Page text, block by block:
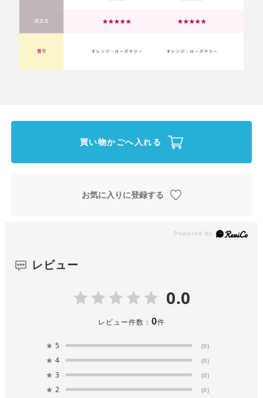
買い物かごへ入れる
お気に入りに登録する
レビュー
0.0
レビュー件数： 0件
★ 5 (0)
★ 4 (0)
★ 3 (0)
★ 2 (0)